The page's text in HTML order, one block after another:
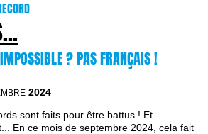
? PAS FRANÇAIS !
2024
sont faits pour être battus ! Et
En ce mois de septembre 2024, cela fait